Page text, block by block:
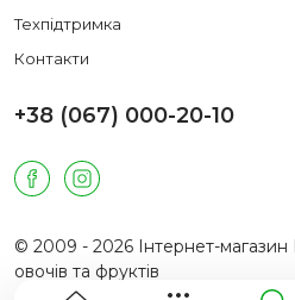
Техпідтримка
Контакти
+38 (067) 000-20-10
© 2009 - 2026 Інтернет-
овочів та фруктів